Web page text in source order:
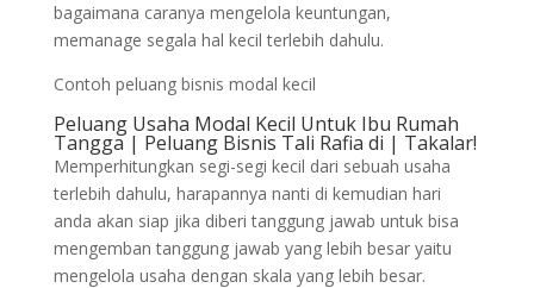
bagaimana caranya mengelola keuntungan,
memanage segala hal kecil terlebih dahulu.
Contoh peluang bisnis modal kecil
Peluang Usaha Modal Kecil Untuk Ibu Rumah
Tangga | Peluang Bisnis Tali Rafia di | Takalar!
Memperhitungkan segi-segi kecil dari sebuah usaha
terlebih dahulu, harapannya nanti di kemudian hari
anda akan siap jika diberi tanggung jawab untuk bisa
mengemban tanggung jawab yang lebih besar yaitu
mengelola usaha dengan skala yang lebih besar.